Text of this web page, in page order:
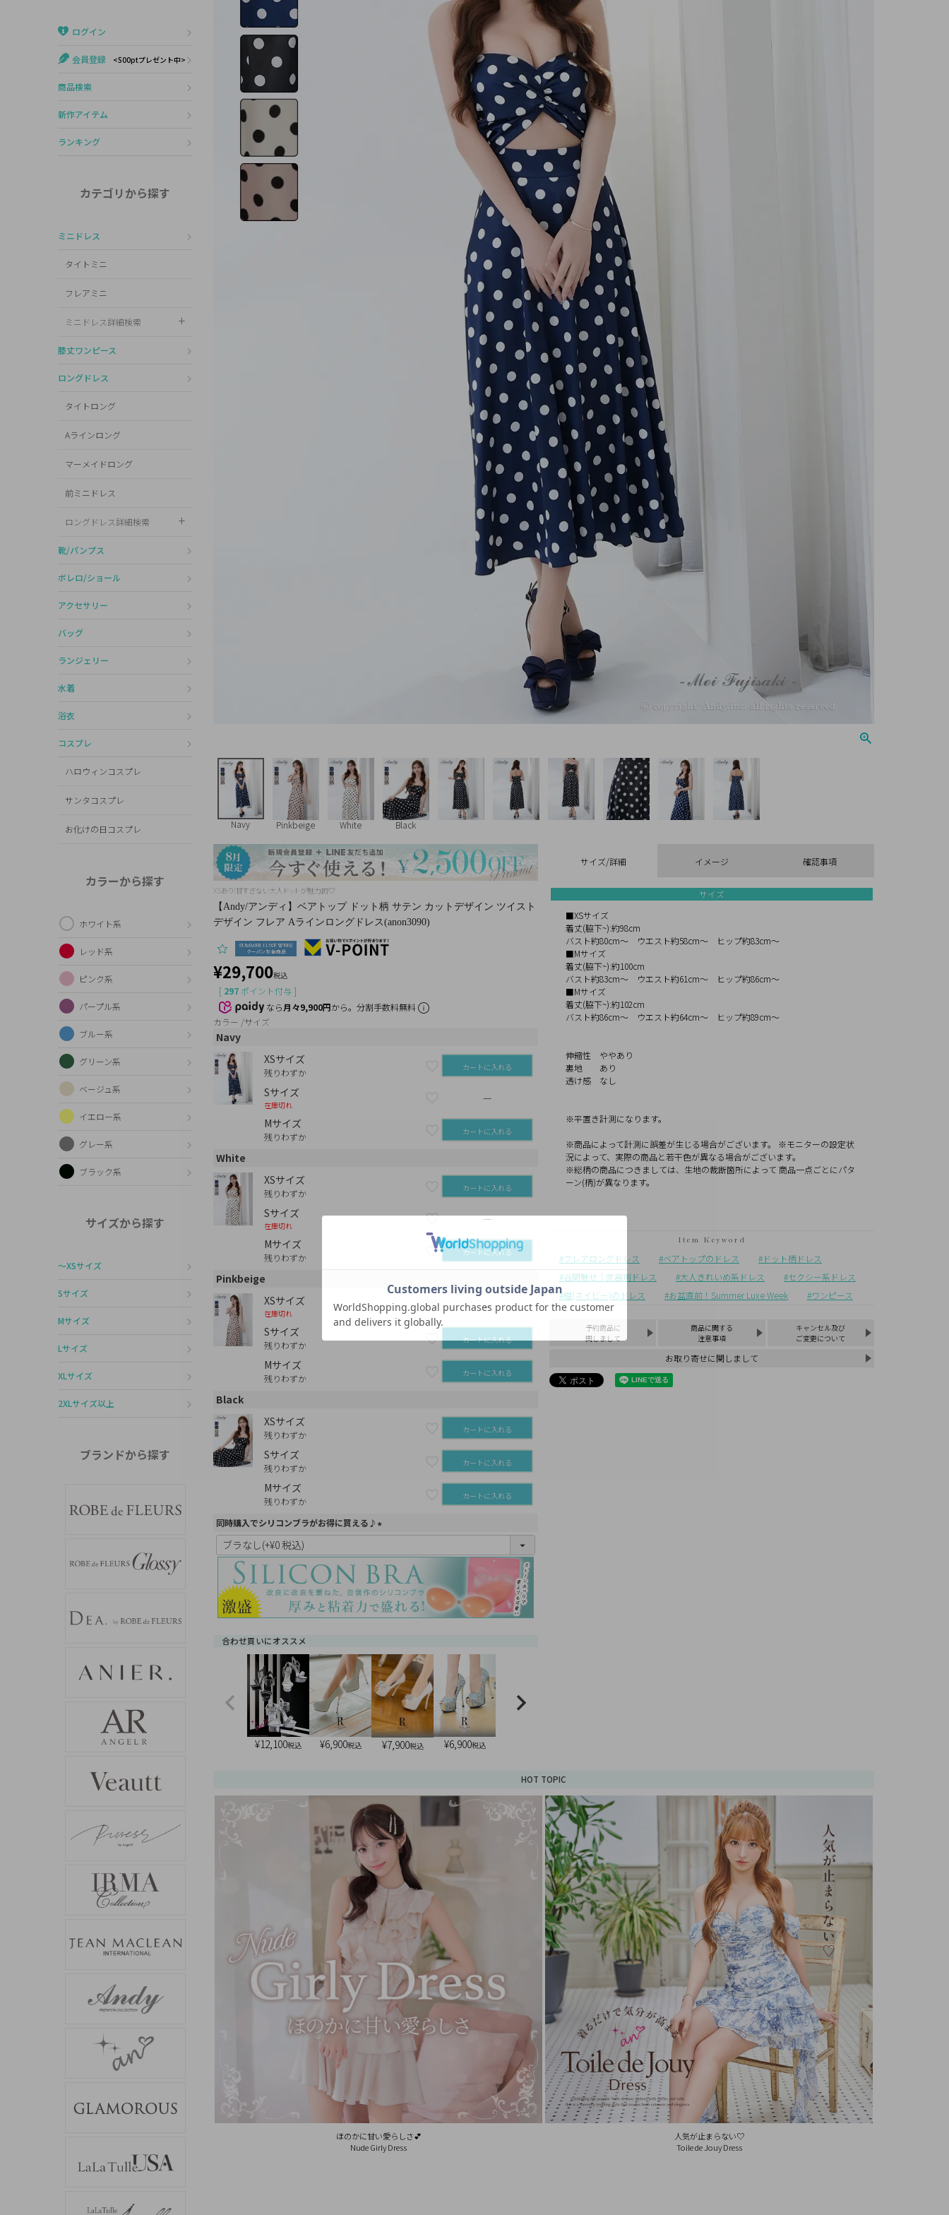
GLAMOROUS
ログイン
会員登録 <500ptプレゼント中>
商品検索
新作アイテム
ランキング
カテゴリから探す
ミニドレス
タイトミニ
フレアミニ
ミニドレス詳細検索
膝丈ワンピース
ロングドレス
タイトロング
Aラインロング
マーメイドロング
前ミニドレス
ロングドレス詳細検索
靴/パンプス
ボレロ/ショール
アクセサリー
バッグ
ランジェリー
水着
浴衣
コスプレ
ハロウィンコスプレ
サンタコスプレ
お化けの日コスプレ
カラーから探す
ホワイト系
レッド系
ピンク系
パープル系
ブルー系
グリーン系
ベージュ系
イエロー系
グレー系
ブラック系
サイズから探す
〜XSサイズ
Sサイズ
Mサイズ
Lサイズ
XLサイズ
2XLサイズ以上
ブランドから探す
Navy Pinkbeige White Black
XSあり!甘すぎない大人ドットが魅力的♡
【Andy/アンディ】ベアトップ ドット柄 サテン カットデザイン ツイスト
デザイン フレア Aラインロングドレス(anon3090)
¥29,700税込
[ 297 ポイント付与 ]
なら月々9,900円から。分割手数料無料
カラー サイズ
Navy
XSサイズ
残りわずか カートに入れる
Sサイズ
在庫切れ
—
Mサイズ
残りわずか カートに入れる
White
XSサイズ
残りわずか カートに入れる
Sサイズ
在庫切れ
—
Mサイズ
残りわずか カートに入れる
Pinkbeige
XSサイズ
在庫切れ
—
Sサイズ
残りわずか カートに入れる
Mサイズ
残りわずか カートに入れる
Black
XSサイズ
残りわずか カートに入れる
Sサイズ
残りわずか カートに入れる
Mサイズ
残りわずか カートに入れる
同時購入でシリコンブラがお得に買える♪
(
須
)
合わせ買いにオススメ
¥12,100税込 ¥6,900税込 ¥7,900税込 ¥6,900税込
サイズ/詳細 イメージ 確認事項
サイズ
■XSサイズ
着丈(脇下~):約98cm
バスト約80cm～ ウエスト約58cm～ ヒップ約83cm～
■Mサイズ
着丈(脇下~):約100cm
バスト約83cm～ ウエスト約61cm～ ヒップ約86cm～
■Mサイズ
着丈(脇下~):約102cm
バスト約86cm～ ウエスト約64cm～ ヒップ約89cm～
伸縮性 ややあり
裏地 あり
透け感 なし
※平置き計測になります。
※商品によって計測に誤差が生じる場合がございます。 ※モニターの設定状
況によって、実際の商品と若干色が異なる場合がございます。
※総柄の商品につきましては、生地の裁断箇所によって 商品一点ごとにパタ
ーン(柄)が異なります。
フレアロングドレス ベアトップのドレス
ドット柄ドレス
谷間魅せ｜武器別ドレス
大人きれいめ系ドレス
セクシー系ドレス
紺(ネイビー)のドレス
お盆直前！Summer Luxe Week ワンピース
予約商品に
関しまして
商品に関する
注意事項
キャンセル及び
ご変更について
お取り寄せに関しまして
HOT TOPIC
ほのかに甘い愛らしさ💕
Nude Girly Dress
人気が止まらない♡
Toile de Jouy Dress